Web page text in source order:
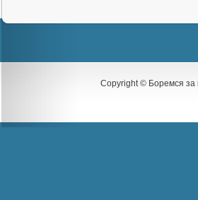
Copyright © Боремся за